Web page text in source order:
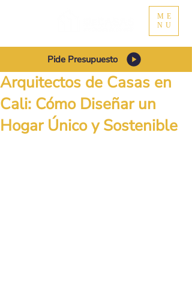
ME
NU
Pide Presupuesto
Arquitectos de Casas en
Cali: Cómo Diseñar un
Hogar Único y Sostenible